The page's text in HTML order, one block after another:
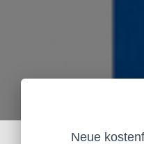
Neue